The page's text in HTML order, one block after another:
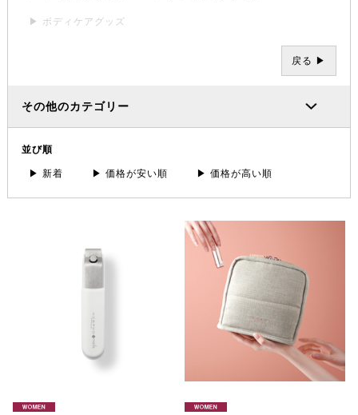
▶ ボディケアグッズ
戻る ▶
その他のカテゴリー
並び順
▶ 新着 ▶ 価格が安い順 ▶ 価格が高い順